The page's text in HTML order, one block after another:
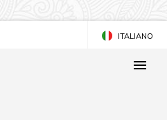
ITALIANO
ENGLISH